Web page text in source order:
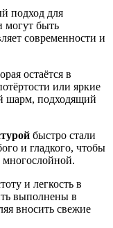
подход для
могут быть
современности и
остаётся в
или яркие
шарм, подходящий
быстро стали
и гладкого, чтобы
многослойной.
и легкость в
выполнены в
вносить свежие